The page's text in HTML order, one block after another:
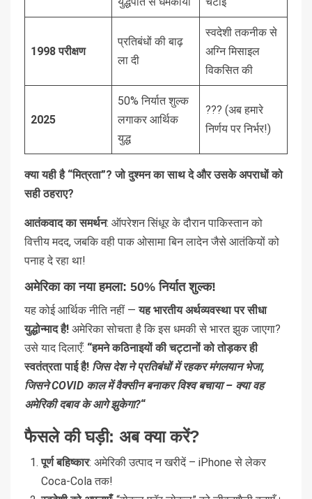
1998 परीक्षण
प्रतिबंधों की बाढ़
ला दी
स्वदेशी तकनीक से
अग्नि मिसाइल
विकसित की
2025
50% निर्यात शुल्क
लगाकर आर्थिक
युद्ध
??? (अब हमारे
निर्णय पर निर्भर!)
क्या यही है “मित्रता”? जो दुश्मन का साथ दे और उसके अपराधों को
सही ठहराए?
आतंकवाद का समर्थन: ऑपरेशन सिंधूर के दौरान पाकिस्तान को
वित्तीय मदद, जबकि वही पाक ओसामा बिन लादेन जैसे आतंकियों को
पनाह दे रहा था!
अमेरिका का नया हमला: 50% निर्यात शुल्क!
यह कोई आर्थिक नीति नहीं —यह भारतीय अर्थव्यवस्था पर सीधा
युद्धोन्माद है! अमेरिका सोचता है कि इस धमकी से भारत झुक जाएगा?
उसे याद दिलाएँ: “हमने कठिनाइयों की चट्टानों को तोड़कर ही
स्वतंत्रता पाई है! जिस देश ने प्रतिबंधों में रहकर मंगलयान भेजा,
जिसने COVID काल में वैक्सीन बनाकर विश्व बचाया – क्या वह
अमेरिकी दबाव के आगे झुकेगा?“
फैसले की घड़ी: अब क्या करें?
पूर्ण बहिष्कार: अमेरिकी उत्पाद न खरीदें – iPhone से लेकर
Coca-Cola तक!